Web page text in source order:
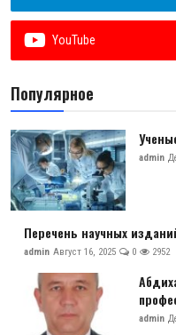
Проблемы Арала
Антикоррупция
Русский
YouTube
Популярное
admin
Перечень научных
admin Август 16, 2025 0 2952
admin